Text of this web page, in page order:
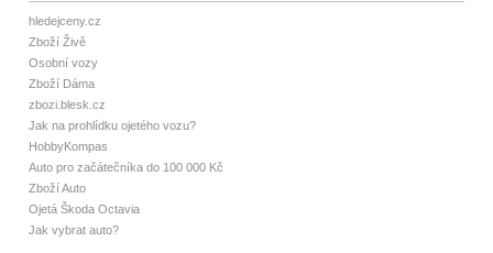
hledejceny.cz
Zboží Živě
Osobní vozy
Zboží Dáma
zbozi.blesk.cz
Jak na prohlídku ojetého vozu?
HobbyKompas
Auto pro začátečníka do 100 000 Kč
Zboží Auto
Ojetá Škoda Octavia
Jak vybrat auto?